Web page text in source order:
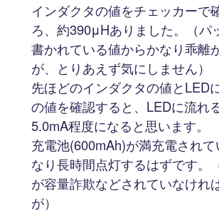
インダクタの値をチェッカーで
ろ、約390μHありました。（パ
書かれている値からかなり乖離
が、とりあえず気にしません）
先ほどのインダクタの値とLED
の値を確認すると、LEDに流れ
5.0mA程度になると思います。
充電池(600mAh)が満充電され
なり長時間点灯するはずです。
が容量詐欺などされていなけれ
が）